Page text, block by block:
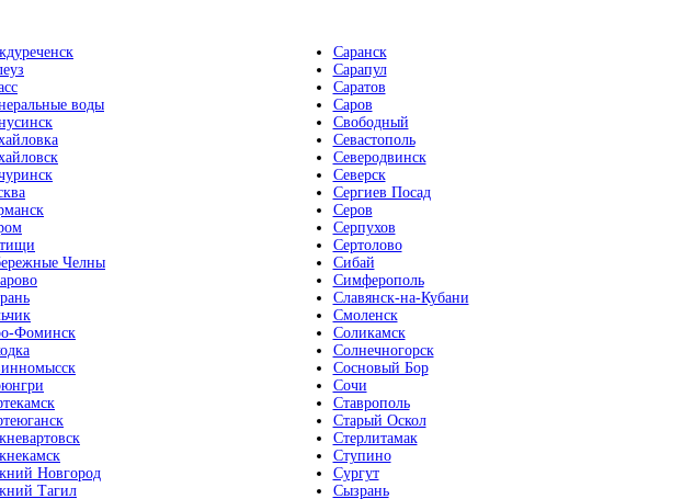
воды
Челны
Фоминск
Новгород
Тагил
Саранск
Сарапул
Саратов
Саров
Свободный
Севастополь
Северодвинск
Северск
Сергиев Посад
Серов
Серпухов
Сертолово
Сибай
Симферополь
Славянск-на-Кубани
Смоленск
Соликамск
Солнечногорск
Сосновый Бор
Сочи
Ставрополь
Старый Оскол
Стерлитамак
Ступино
Сургут
Сызрань